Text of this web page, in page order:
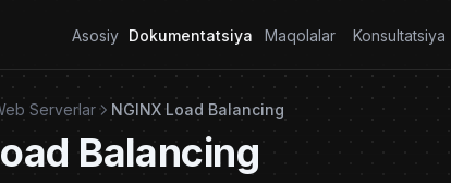
Asosiy Dokumentatsiya Maqolalar Konsultatsiya
Serverlar NGINX Load Balancing
Balancing